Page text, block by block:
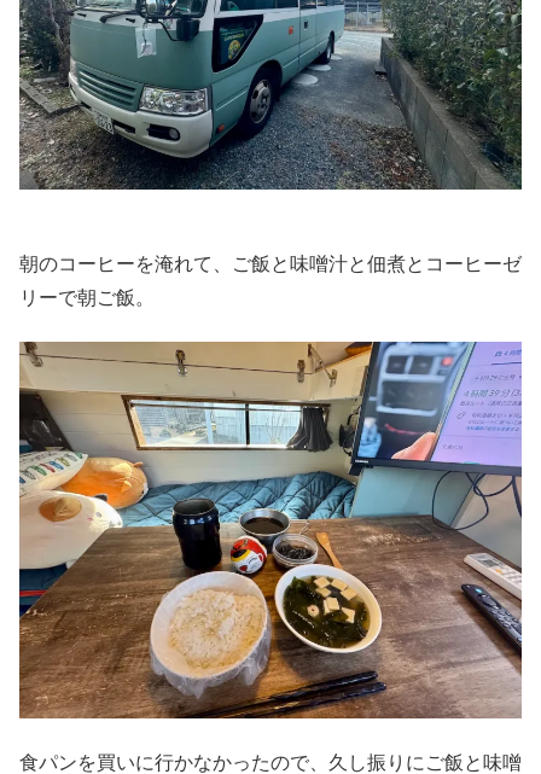
朝のコーヒーを淹れて、ご飯と味噌汁と佃煮とコーヒーゼ
リーで朝ご飯。
食パンを買いに行かなかったので、久し振りにご飯と味噌